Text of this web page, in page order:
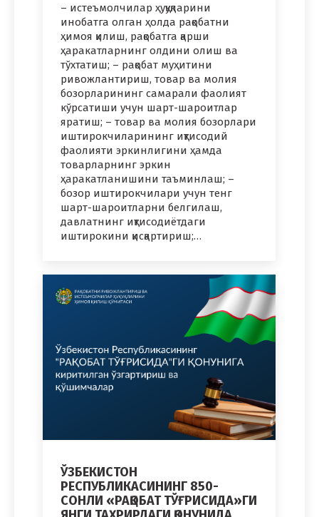
– истеъмолчилар ҳуқуқларини
инобатга олган ҳолда рақобатни
ҳимоя қилиш, рақобатга қарши
ҳаракатларнинг олдини олиш ва
тўхтатиш; – рақобат муҳитини
ривожлантириш, товар ва молия
бозорларининг самарали фаолият
кўрсатиши учун шарт-шароитлар
яратиш; – товар ва молия бозорлари
иштирокчиларининг иқтисодий
фаолияти эркинлигини ҳамда
товарларнинг эркин
ҳаракатланишини таъминлаш; –
бозор иштирокчилари учун тенг
шарт-шароитларни белгилаш,
давлатнинг иқтисодиётдаги
иштирокини қисқартириш;…
ЎЗБEКИСТОН
РEСПУБЛИКАСИНИНГ 850-
СОНЛИ «РАҚОБАТ ТЎҒРИСИДА»ГИ